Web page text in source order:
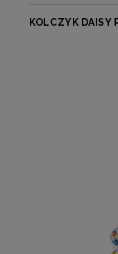
KOLCZYK DAISY